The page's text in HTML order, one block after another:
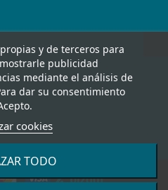
y de terceros para
publicidad
mediante el análisis de
dar su consentimiento
cookies
TODO